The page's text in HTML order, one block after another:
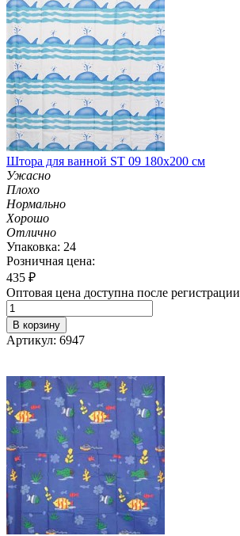
Штора для ванной ST 09 180х200 см
Ужасно
Плохо
Нормально
Хорошо
Отлично
Упаковка: 24
Розничная цена:
435 ₽
Оптовая цена доступна после регистрации
В корзину
Артикул: 6947